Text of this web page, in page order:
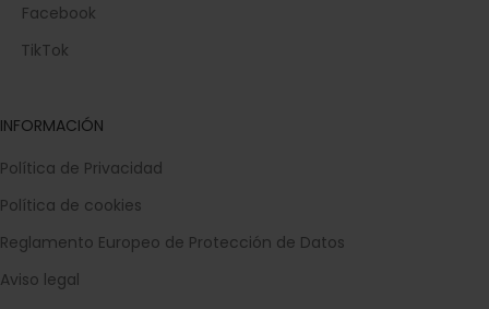
Facebook
TikTok
INFORMACIÓN
Política de Privacidad
Política de cookies
Reglamento Europeo de Protección de Datos
Aviso legal